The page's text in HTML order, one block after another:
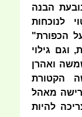
הבנה
לנוכחות
הכפורת"
וגם גילוי
ואהרן
הקטורת
מאהל
להיות